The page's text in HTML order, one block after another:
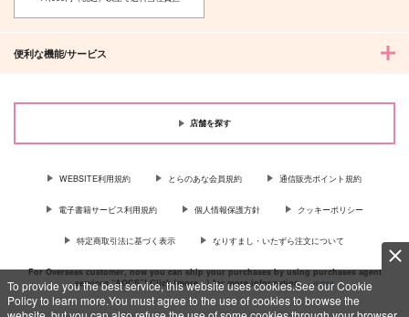
To provide you the best service, this website uses cookies.See our Cookie
Policy to learn more.You must agree to the use of cookies to browse the
サンプル
作品詳細
サンプル
便利な機能/サービス
店舗を探す
WEBSITE利用規約 とらのあな会員規約 通信販売ポイント規約
電子書籍サービス利用規約 個人情報保護方針 クッキーポリシー
特定商取引法に基づく表示 なりすまし・いたずら注文について
For Overseas customer, now you can ship your purchases by using purchases agent
services “AOCS”! Click {more…} for more information …more